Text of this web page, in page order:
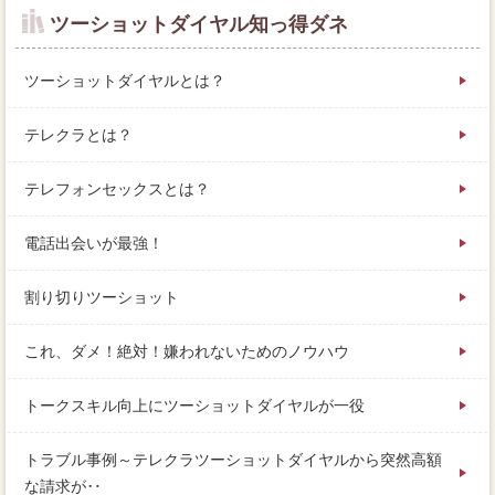
ツーショットダイヤル知っ得ダネ
ツーショットダイヤルとは？
テレクラとは？
テレフォンセックスとは？
電話出会いが最強！
割り切りツーショット
これ、ダメ！絶対！嫌われないためのノウハウ
トークスキル向上にツーショットダイヤルが一役
トラブル事例～テレクラツーショットダイヤルから突然高額
な請求が‥